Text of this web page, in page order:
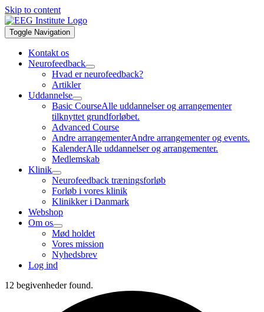
Skip to content
Toggle Navigation
Kontakt os
Neurofeedback
Hvad er neurofeedback?
Artikler
Uddannelse
Basic CourseAlle uddannelser og arrangementer
tilknyttet grundforløbet.
Advanced Course
Andre arrangementerAndre arrangementer og events.
KalenderAlle uddannelser og arrangementer.
Medlemskab
Klinik
Neurofeedback træningsforløb
Forløb i vores klinik
Klinikker i Danmark
Webshop
Om os
Mød holdet
Vores mission
Nyhedsbrev
Log ind
12 begivenheder found.